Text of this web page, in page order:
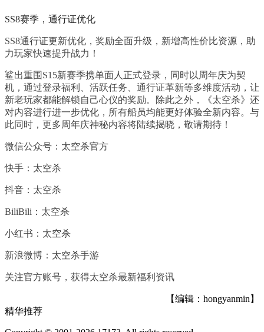
SS8赛季，通行证优化
SS8通行证更新优化，奖励全面升级，新增高性价比资源，助
力玩家快速提升战力！
鲨出重围S15新赛季携单面人正式登录，同时以周年庆为契
机，通过登录福利、活跃任务、通行证革新等多维度活动，让
新老玩家都能解锁自己心仪的奖励。除此之外，《太空杀》还
对内容进行进一步优化，所有船员均能更好体验全新内容。与
此同时，更多周年庆神秘内容将陆续揭晓，敬请期待！
微信公众号：太空杀官方
快手：太空杀
抖音：太空杀
BiliBili：太空杀
小红书：太空杀
新浪微博：太空杀手游
关注官方账号，获得太空杀最新福利资讯
【编辑：hongyanmin】
精华推荐